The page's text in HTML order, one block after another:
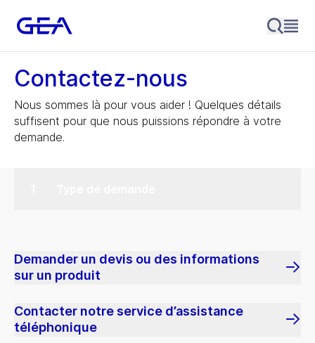
Contactez-nous
Nous sommes là pour vous aider ! Quelques détails
suffisent pour que nous puissions répondre à votre
demande.
Demander un devis ou des informations
sur un produit
Contacter notre service d’assistance
téléphonique